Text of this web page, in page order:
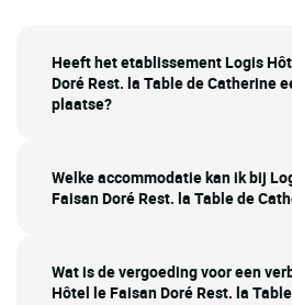
Heeft het etablissement Logis
Doré Rest. la Table de Catherine
plaatse?
Welke accommodatie kan ik bij
Faisan Doré Rest. la Table de
Wat is de vergoeding voor een
Hôtel le Faisan Doré Rest. la